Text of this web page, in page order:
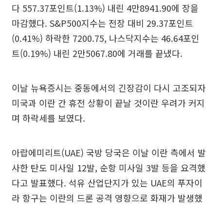
다 557.37포인트(1.13%) 내린 4만8941.90에 장을
마감했다. S&P500지수는 전장 대비 29.37포인트
(0.41%) 하락한 7200.75, 나스닥지수는 46.64포인
트(0.19%) 내린 2만5067.80에 거래를 끝냈다.
이날 뉴욕증시는 중동에서의 긴장감이 다시 고조되자
미국과 이란 간 휴전 상황이 끝날 것이란 우려가 커지
며 하락세를 보였다.
아랍에미리트(UAE) 국방 당국은 이날 이란 측에서 발
사한 탄도 미사일 12발, 순항 미사일 3발 등을 요격했
다고 발표했다. 석유 산업단지가 있는 UAE의 푸자이
라 항구는 이란의 드론 공격 영향으로 화재가 발생했